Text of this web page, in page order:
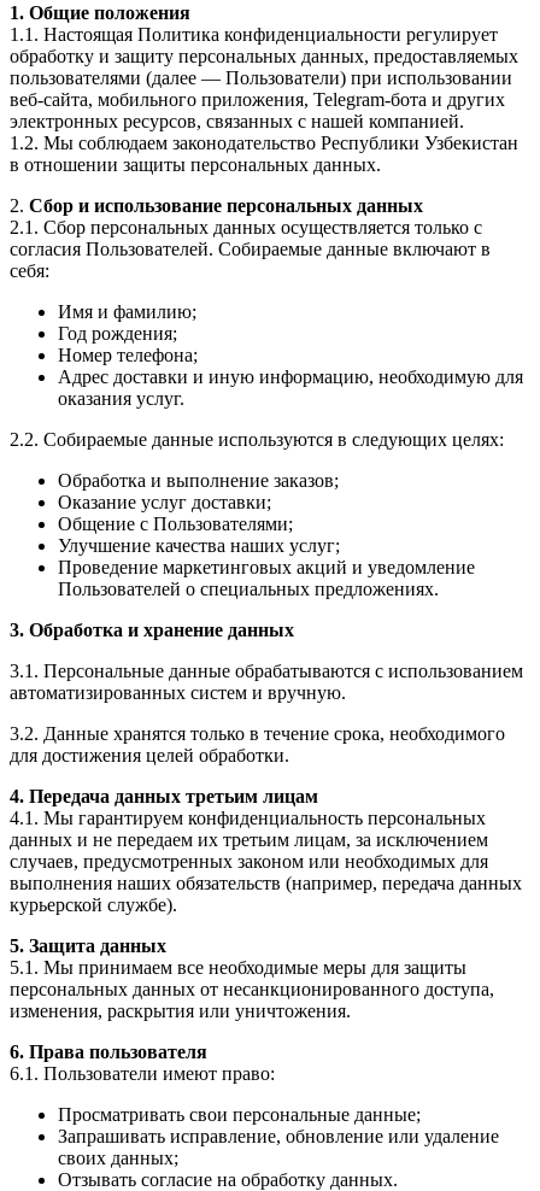
1. Общие положения
1.1. Настоящая Политика конфиденциальности регулирует
обработку и защиту персональных данных, предоставляемых
пользователями (далее — Пользователи) при использовании
веб-сайта, мобильного приложения, Telegram-бота и других
электронных ресурсов, связанных с нашей компанией.
1.2. Мы соблюдаем законодательство Республики Узбекистан
в отношении защиты персональных данных.
2. Сбор и использование персональных данных
2.1. Сбор персональных данных осуществляется только с
согласия Пользователей. Собираемые данные включают в
себя:
Имя и фамилию;
Год рождения;
Номер телефона;
Адрес доставки и иную информацию, необходимую для
оказания услуг.
2.2. Собираемые данные используются в следующих целях:
Обработка и выполнение заказов;
Оказание услуг доставки;
Общение с Пользователями;
Улучшение качества наших услуг;
Проведение маркетинговых акций и уведомление
Пользователей о специальных предложениях.
3. Обработка и хранение данных
3.1. Персональные данные обрабатываются с использованием
автоматизированных систем и вручную.
3.2. Данные хранятся только в течение срока, необходимого
для достижения целей обработки.
4. Передача данных третьим лицам
4.1. Мы гарантируем конфиденциальность персональных
данных и не передаем их третьим лицам, за исключением
случаев, предусмотренных законом или необходимых для
выполнения наших обязательств (например, передача данных
курьерской службе).
5. Защита данных
5.1. Мы принимаем все необходимые меры для защиты
персональных данных от несанкционированного доступа,
изменения, раскрытия или уничтожения.
6. Права пользователя
6.1. Пользователи имеют право:
Просматривать свои персональные данные;
Запрашивать исправление, обновление или удаление
своих данных;
Отзывать согласие на обработку данных.